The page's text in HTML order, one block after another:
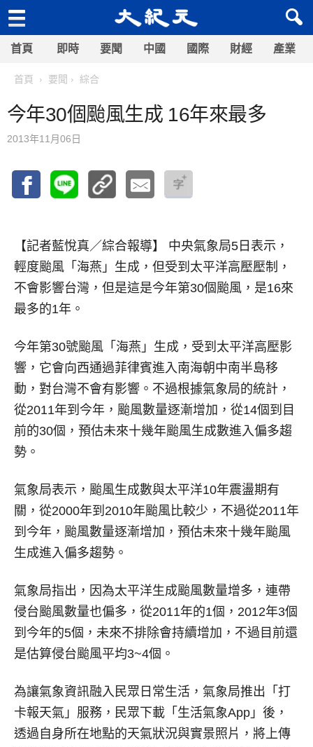
首頁 即時 要聞 中國 國際 財經 產業
首頁 要聞 綜合
今年30個颱風生成 16年來最多
2013年11月06日
【記者藍悅真／綜合報導】
中央氣象局5日表示，
輕度颱風「海燕」生成，但受到太平洋高壓壓制，
不會影響台灣，但是這是今年第30個颱風，是16來
最多的1年。
今年第30號颱風「海燕」生成，受到太平洋高壓影
響，它會向西通過菲律賓進入南海朝中南半島移
動，對台灣不會有影響。不過根據氣象局的統計，
從2011年到今年，颱風數量逐漸增加，從14個到目
前的30個，預估未來十幾年颱風生成數進入偏多趨
勢。
氣象局表示，颱風生成數與太平洋10年震盪期有
關，從2000年到2010年颱風比較少，不過從2011年
到今年，颱風數量逐漸增加，預估未來十幾年颱風
生成進入偏多趨勢。
氣象局指出，因為太平洋生成颱風數量增多，連帶
侵台颱風數量也偏多，從2011年的1個，2012年3個
到今年的5個，未來不排除會持續增加，不過目前還
是估算侵台颱風平均3~4個。
為讓氣象資訊融入民眾日常生活，氣象局推出「打
卡報天氣」服務，民眾下載「生活氣象App」後，
透過自身所在地點的天氣狀況與實景照片，將上傳